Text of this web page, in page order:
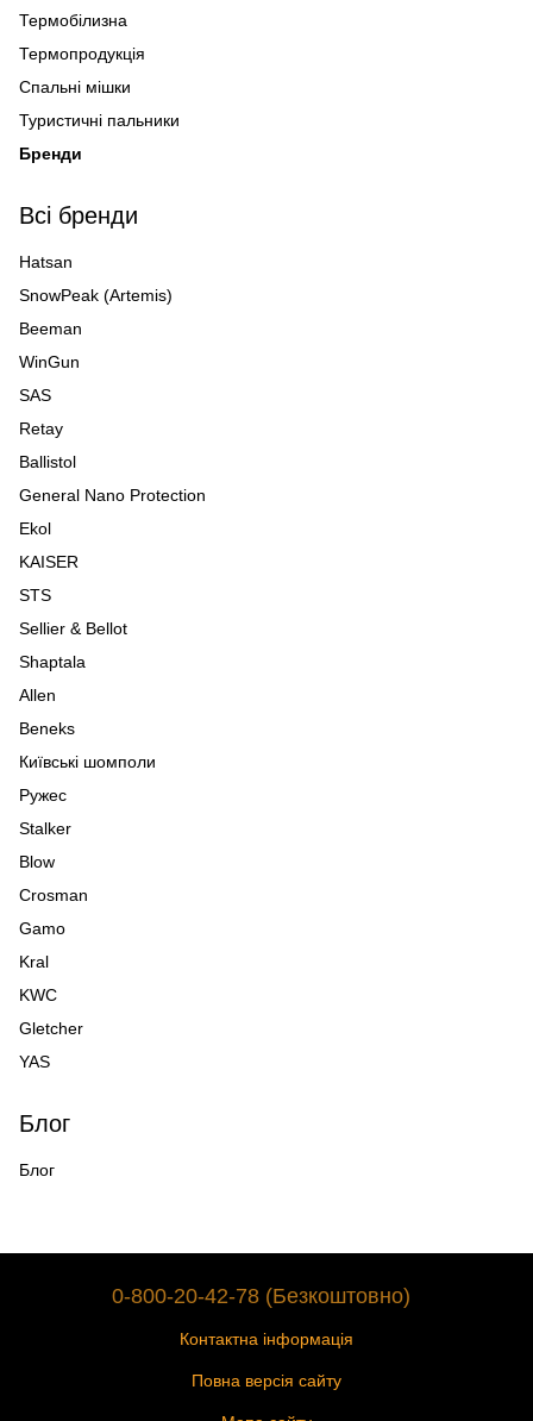
Термобілизна
Термопродукція
Спальні мішки
Туристичні пальники
Бренди
Всі бренди
Hatsan
SnowPeak (Artemis)
Beeman
WinGun
SAS
Retay
Ballistol
General Nano Protection
Ekol
KAISER
STS
Sellier & Bellot
Shaptala
Allen
Beneks
Київські шомполи
Ружес
Stalker
Blow
Crosman
Gamo
Kral
KWC
Gletcher
YAS
Блог
Блог
0-800-20-42-78 (Безкоштовно)
Контактна інформація
Повна версія сайту